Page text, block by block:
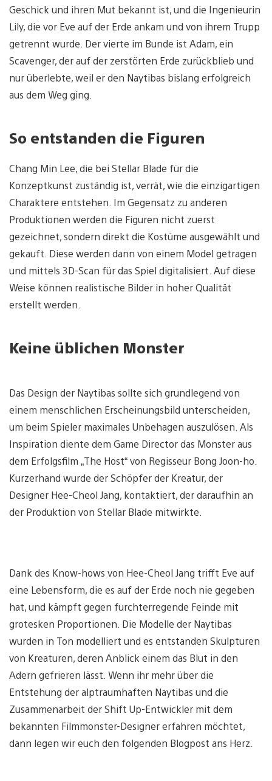
Geschick und ihren Mut bekannt ist, und die Ingenieurin
Lily, die vor Eve auf der Erde ankam und von ihrem Trupp
getrennt wurde. Der vierte im Bunde ist Adam, ein
Scavenger, der auf der zerstörten Erde zurückblieb und
nur überlebte, weil er den Naytibas bislang erfolgreich
aus dem Weg ging.
So entstanden die Figuren
Chang Min Lee, die bei Stellar Blade für die
Konzeptkunst zuständig ist, verrät, wie die einzigartigen
Charaktere entstehen. Im Gegensatz zu anderen
Produktionen werden die Figuren nicht zuerst
gezeichnet, sondern direkt die Kostüme ausgewählt und
gekauft. Diese werden dann von einem Model getragen
und mittels 3D-Scan für das Spiel digitalisiert. Auf diese
Weise können realistische Bilder in hoher Qualität
erstellt werden.
Keine üblichen Monster
Das Design der Naytibas sollte sich grundlegend von
einem menschlichen Erscheinungsbild unterscheiden,
um beim Spieler maximales Unbehagen auszulösen. Als
Inspiration diente dem Game Director das Monster aus
dem Erfolgsfilm „The Host“ von Regisseur Bong Joon-ho.
Kurzerhand wurde der Schöpfer der Kreatur, der
Designer Hee-Cheol Jang, kontaktiert, der daraufhin an
der Produktion von Stellar Blade mitwirkte.
Dank des Know-hows von Hee-Cheol Jang trifft Eve auf
eine Lebensform, die es auf der Erde noch nie gegeben
hat, und kämpft gegen furchterregende Feinde mit
grotesken Proportionen. Die Modelle der Naytibas
wurden in Ton modelliert und es entstanden Skulpturen
von Kreaturen, deren Anblick einem das Blut in den
Adern gefrieren lässt. Wenn ihr mehr über die
Entstehung der alptraumhaften Naytibas und die
Zusammenarbeit der Shift Up-Entwickler mit dem
bekannten Filmmonster-Designer erfahren möchtet,
dann legen wir euch den folgenden Blogpost ans Herz.